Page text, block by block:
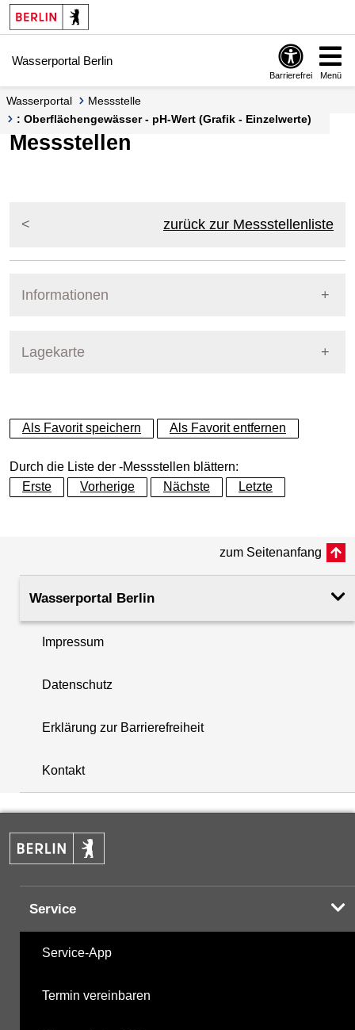
Springe zur Navigation
Springe zum Inhalt
Wasserportal Berlin
Barrierefrei Menü
Wasserportal
Messstelle
: Oberflächengewässer - pH-Wert (Grafik - Einzelwerte)
Messstellen
zurück zur Messstellenliste
Informationen
Lagekarte
+
−
+
−
Als Favorit speichern Als Favorit entfernen
Durch die Liste der -Messstellen blättern:
Erste
Vorherige Nächste Letzte
zum Seitenanfang
Wasserportal Berlin
Impressum
Datenschutz
Erklärung zur Barrierefreiheit
Kontakt
Service
Service-App
Termin vereinbaren